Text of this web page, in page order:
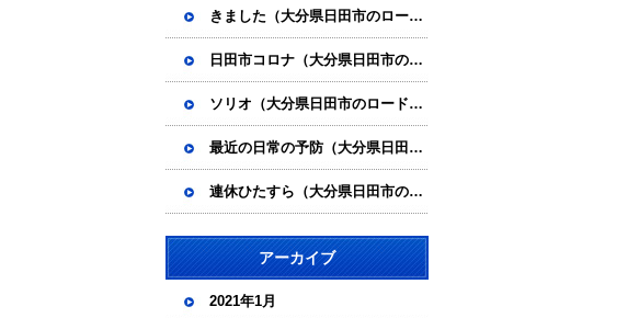
きました（大分県日田市のロードサービスと車屋のカードック弘成）
日田市コロナ（大分県日田市のロードサービスと車屋のカードック弘成）
ソリオ（大分県日田市のロードサービスと車屋のカードック弘成）
最近の日常の予防（大分県日田市のロードサービスと車屋のカードック弘成）
連休ひたすら（大分県日田市のロードサービスと車屋のカードック弘成）
アーカイブ
2021年1月